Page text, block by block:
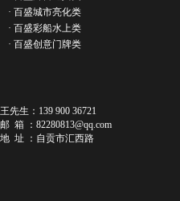
· 百盛城市亮化类
· 百盛彩船水上类
· 百盛创意门牌类
王先生：139 900 36721
邮 箱 ： 82280813@qq.com
地 址 ：自贡市汇西路